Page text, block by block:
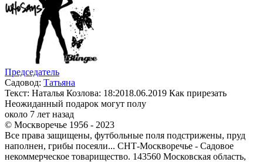
Председатель
Садовод: Татьяна
Текст: Наталья Козлова: 18:2018.06.2019 Как прирезать
Неожиданный подарок могут полу
около 7 лет назад
© Москворечье 1956 - 2023
Все права защищены, футбольные поля подстрижены, пруд
наполнен, грибы посеяли... СНТ-Москворечье - Садовое
некоммерческое товарищество. 143560 Московская область,